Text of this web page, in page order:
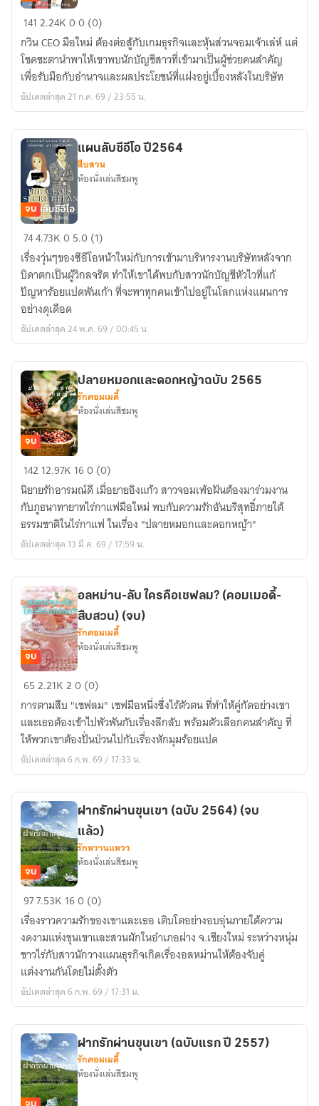
แผน
ลับ
ซี
อีโอ
The
CEO's
Plan
(จบ)
1412.24K00 (0)
กวิน CEO มือใหม่ ต้องต่อสู้กับเกมธุรกิจและหุ้นส่วนจอมเจ้าเล่ห์ แต่
โชคชะตานำพาให้เขาพบนักบัญชีสาวที่เข้ามาเป็นผู้ช่วยคนสำคัญ
เพื่อรับมือกับอำนาจและผลประโยชน์ที่แฝงอยู่เบื้องหลังในบริษัท
อัปเดตล่าสุด 21 ก.ค. 69 / 23:55 น.
แผน
ลับ
ซี
อีโอ
ปี2564
จบ
แผนลับซีอีโอ ปี2564
สืบสวน
ห้องนั่งเล่นสีชมพู
744.73K05.0 (1)
เรื่องวุ่นๆของซีอีโอหน้าใหม่กับการเข้ามาบริหารงานบริษัทหลังจาก
บิดาตกเป็นผู้วิกลจริต ทำให้เขาได้พบกับสาวนักบัญชีหัวไวที่แก้
ปัญหาร้อยแปดพันเก้า ที่จะพาทุกคนเข้าไปอยู่ในโลกแห่งแผนการ
อย่างดุเดือด
อัปเดตล่าสุด 24 พ.ค. 69 / 00:45 น.
ปลาย
หมอก
และ
ดอก
หญ้า
ฉบับ
จบ
ปลายหมอกและดอกหญ้าฉบับ 2565
รักคอมเมดี้
ห้องนั่งเล่นสีชมพู
142 12.97K 160 (0)
นิยายรักอารมณ์ดี เมื่อยายอิงแก้ว สาวจอมเพ้อฝันต้องมาร่วมงาน
กับภูธนาทายาทไร่กาแฟมือใหม่ พบกับความรักอันบริสุทธิ์ภายใต้
ธรรมชาติในไร่กาแฟ ในเรื่อง "ปลายหมอกและดอกหญ้า"
อัปเดตล่าสุด 13 มี.ค. 69 / 17:59 น.
อลหม่าน-
ใคร
คือ
เชฟ
ลม?
เม
อดี้-
สืบสวน)
(จบ)
จบ
อลหม่าน-ลับ ใครคือเชฟลม? (คอมเมอดี้-
สืบสวน) (จบ)
รักคอมเมดี้
ห้องนั่งเล่นสีชมพู
652.21K20 (0)
การตามสืบ "เชฟลม" เชฟมือหนึ่งซึ่งไร้ตัวตน ที่ทำให้คู่กัดอย่างเขา
และเธอต้องเข้าไปพัวพันกับเรื่องลึกลับ พร้อมตัวเลือกคนสำคัญ ที่
ให้พวกเขาต้องปั่นป่วนไปกับเรื่องหักมุมร้อยแปด
อัปเดตล่าสุด 6 ก.พ. 69 / 17:33 น.
ฝาก
รัก
ผ่าน
ขุนเขา
(ฉบับ
2564)
(จบ
จบ
ฝากรักผ่านขุนเขา (ฉบับ 2564) (จบ
แล้ว)
รักหวานแหวว
ห้องนั่งเล่นสีชมพู
977.53K 160 (0)
เรื่องราวความรักของเขาและเธอ เติบโตอย่างอบอุ่นภายใต้ความ
งดงามแห่งขุนเขาและสวนผักในอำเภอฝาง จ.เชียงใหม่ ระหว่างหนุ่ม
ชาวไร่กับสาวนักวางแผนธุรกิจเกิดเรื่องอลหม่านให้ต้องจับคู่
แต่งงานกันโดยไม่ตั้งตัว
อัปเดตล่าสุด 6 ก.พ. 69 / 17:31 น.
ฝากรักผ่านขุนเขา (ฉบับแรก ปี 2557)
รักคอมเมดี้
ห้องนั่งเล่นสีชมพู